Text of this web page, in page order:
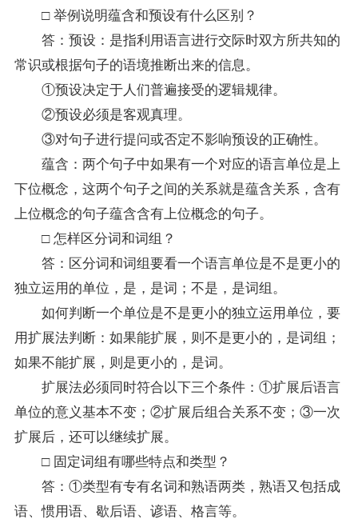
□ 举例说明蕴含和预设有什么区别？
答：预设：是指利用语言进行交际时双方所共知的
常识或根据句子的语境推断出来的信息。
①预设决定于人们普遍接受的逻辑规律。
②预设必须是客观真理。
③对句子进行提问或否定不影响预设的正确性。
蕴含：两个句子中如果有一个对应的语言单位是上
下位概念，这两个句子之间的关系就是蕴含关系，含有
上位概念的句子蕴含含有上位概念的句子。
□ 怎样区分词和词组？
答：区分词和词组要看一个语言单位是不是更小的
独立运用的单位，是，是词；不是，是词组。
如何判断一个单位是不是更小的独立运用单位，要
用扩展法判断：如果能扩展，则不是更小的，是词组；
如果不能扩展，则是更小的，是词。
扩展法必须同时符合以下三个条件：①扩展后语言
单位的意义基本不变；②扩展后组合关系不变；③一次
扩展后，还可以继续扩展。
□ 固定词组有哪些特点和类型？
答：①类型有专有名词和熟语两类，熟语又包括成
语、惯用语、歇后语、谚语、格言等。